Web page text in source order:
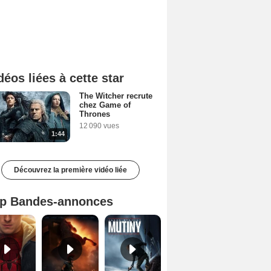
liées à cette star
1:44
The Witcher recrute
chez Game of
Thrones
12 090 vues
Découvrez la première vidéo liée
Bandes-annonces
Spider-Man: Brand New Day Bande-annonce VO STFR L'Odyssée Bande-annonce VO STFR